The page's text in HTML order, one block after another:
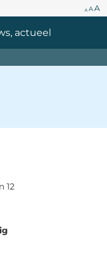
A AA
actueel
12